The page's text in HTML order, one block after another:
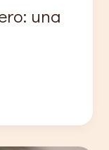
una